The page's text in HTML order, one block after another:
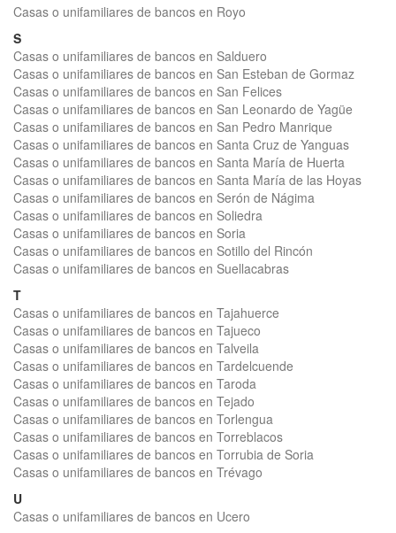
Casas o unifamiliares de bancos en Royo
S
Casas o unifamiliares de bancos en Salduero
Casas o unifamiliares de bancos en San Esteban de Gormaz
Casas o unifamiliares de bancos en San Felices
Casas o unifamiliares de bancos en San Leonardo de Yagüe
Casas o unifamiliares de bancos en San Pedro Manrique
Casas o unifamiliares de bancos en Santa Cruz de Yanguas
Casas o unifamiliares de bancos en Santa María de Huerta
Casas o unifamiliares de bancos en Santa María de las Hoyas
Casas o unifamiliares de bancos en Serón de Nágima
Casas o unifamiliares de bancos en Soliedra
Casas o unifamiliares de bancos en Soria
Casas o unifamiliares de bancos en Sotillo del Rincón
Casas o unifamiliares de bancos en Suellacabras
T
Casas o unifamiliares de bancos en Tajahuerce
Casas o unifamiliares de bancos en Tajueco
Casas o unifamiliares de bancos en Talveila
Casas o unifamiliares de bancos en Tardelcuende
Casas o unifamiliares de bancos en Taroda
Casas o unifamiliares de bancos en Tejado
Casas o unifamiliares de bancos en Torlengua
Casas o unifamiliares de bancos en Torreblacos
Casas o unifamiliares de bancos en Torrubia de Soria
Casas o unifamiliares de bancos en Trévago
U
Casas o unifamiliares de bancos en Ucero